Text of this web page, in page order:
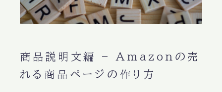
商品説明文編 – Amazonの売
れる商品ページの作り方